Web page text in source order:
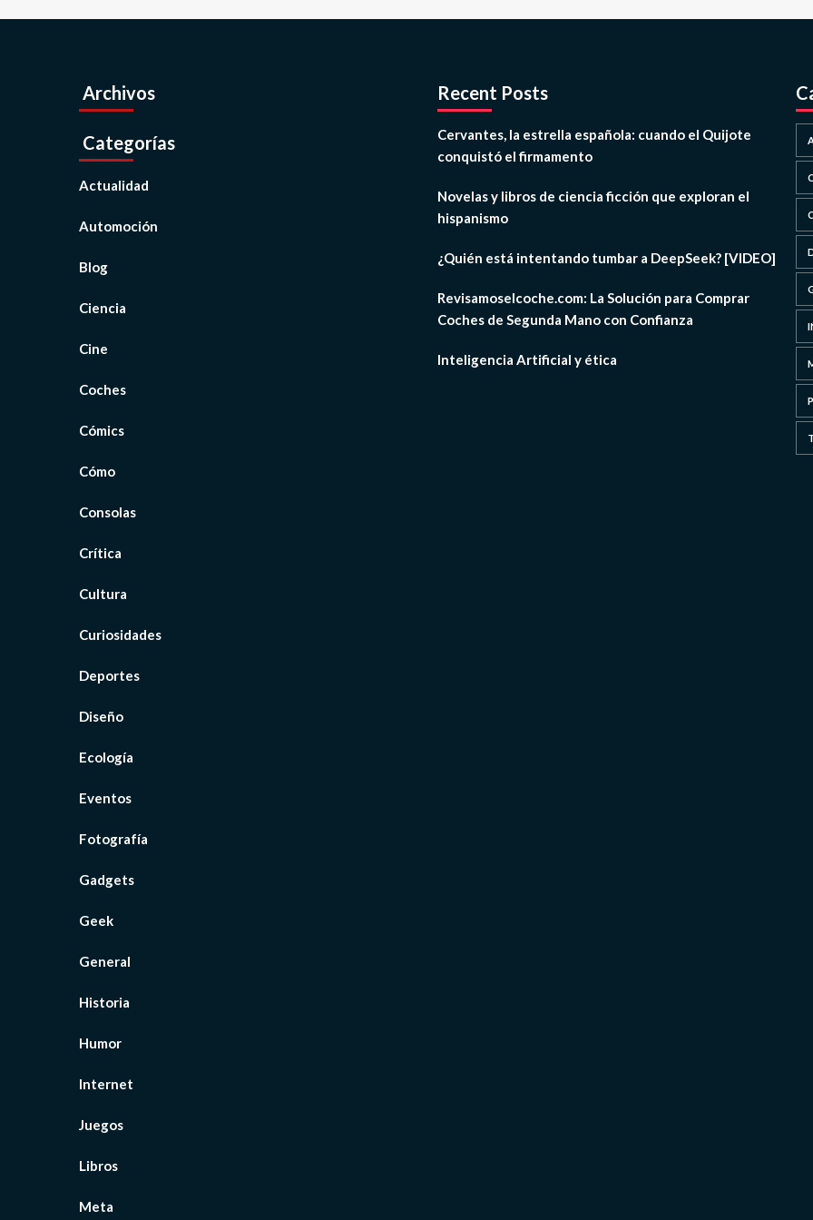
Archivos
Categorías
Actualidad
Automoción
Blog
Ciencia
Cine
Coches
Cómics
Cómo
Consolas
Crítica
Cultura
Curiosidades
Deportes
Diseño
Ecología
Eventos
Fotografía
Gadgets
Geek
General
Historia
Humor
Internet
Juegos
Libros
Meta
Recent Posts
Cervantes, la estrella española: cuando el Quijote
conquistó el firmamento
Novelas y libros de ciencia ficción que exploran el
hispanismo
¿Quién está intentando tumbar a DeepSeek? [VIDEO]
Revisamoselcoche.com: La Solución para Comprar
Coches de Segunda Mano con Confianza
Inteligencia Artificial y ética